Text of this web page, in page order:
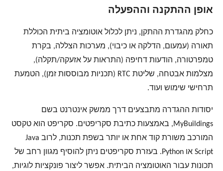
אופן ההתקנה וההפעלה
כחלק מהגדרת ההתקן, ניתן לכלול אוטומציה ביתית הכוללת
תאורה (עמעום, הדלקה או כיבוי), מערכות הצללה, בקרת
טמפרטורה, הודעות דחיפה (התראות על אזעקה/תקלה),
מצלמות אבטחה, שליטת RTC (תכניות מבוססות זמן), הטמעת
תרחישי שימוש ועוד.
יסודות ההגדרה מתבצעים דרך ממשק אינטרנט בשם
MyBuildings, באמצעות כתיבת סקריפטים. סקריפט הוא טקסט
המורכב משורת קוד אחת או יותר בשפת תכנות, לרוב Java
Script או Python. בעזרת סקריפטים ניתן להוסיף מגוון רחב של
תכונות עבור האוטומציה הביתית. אפשר ליצור פונקציות לוגיות,